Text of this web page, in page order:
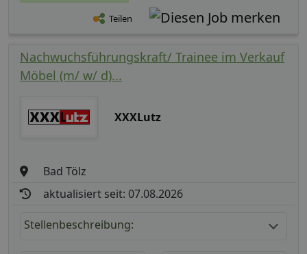
Teilen
Nachwuchsführungskraft/ Trainee im Verkauf
Möbel (m/ w/ d)...
XXXLutz
Bad Tölz
aktualisiert seit: 07.08.2026
Stellenbeschreibung: